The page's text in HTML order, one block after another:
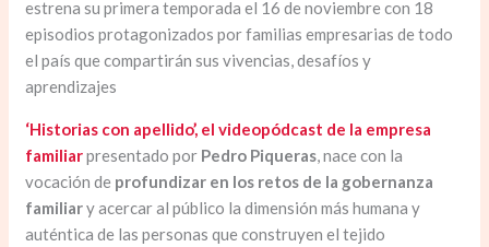
estrena su primera temporada el 16 de noviembre con 18
episodios protagonizados por familias empresarias de todo
el país que compartirán sus vivencias, desafíos y
aprendizajes
‘Historias con apellido’, el videopódcast de la empresa
familiarpresentado por Pedro Piqueras, nace con la
vocación de profundizar en los retos de la gobernanza
familiary acercar al público la dimensión más humana y
auténtica de las personas que construyen el tejido